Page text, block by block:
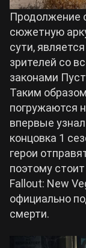
Продолжение
сюжетную
сути,
зрителей со
законами
Таким
погружаются
впервые
концовка 1
герои
поэтому
Fallout: New
официально
смерти.